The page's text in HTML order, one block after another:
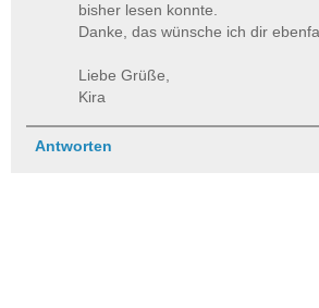
bisher lesen konnte.
Danke, das wünsche ich dir
Liebe Grüße,
Kira
Antworten